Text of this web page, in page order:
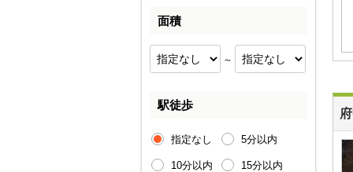
面積
～
駅徒歩
指定なし 5分以内
10分以内 15分以内